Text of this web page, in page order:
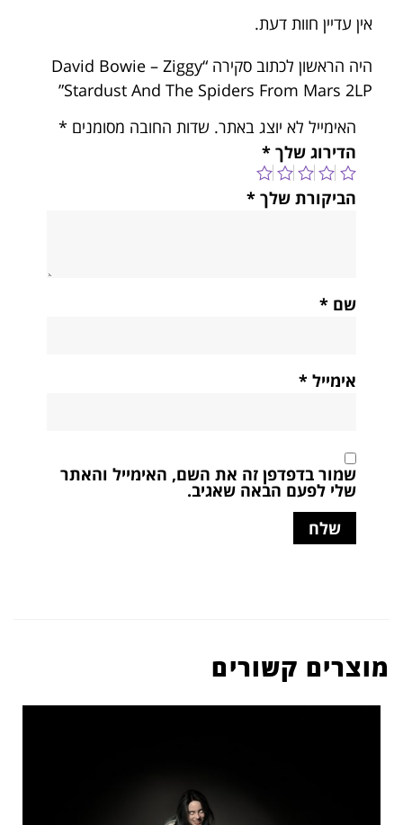
אין עדיין חוות דעת.
היה הראשון לכתוב סקירה “David Bowie – Ziggy
Stardust And The Spiders From Mars 2LP”
האימייל לא יוצג באתר. שדות החובה מסומנים *
הדירוג שלך *
הביקורת שלך *
שם *
אימייל *
שמור בדפדפן זה את השם, האימייל והאתר
שלי לפעם הבאה שאגיב.
מוצרים קשורים